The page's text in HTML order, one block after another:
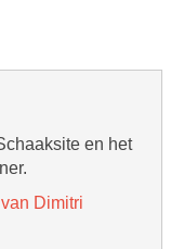
en het
Dimitri